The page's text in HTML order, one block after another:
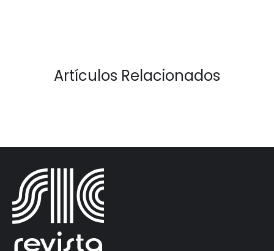
Artículos Relacionados